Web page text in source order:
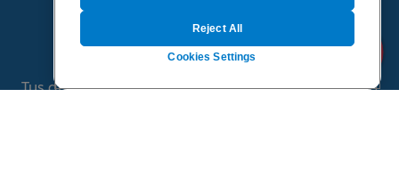
Tus dudas de salud es un proyecto de Sanitas, todo
Cookies Settings
Reject All